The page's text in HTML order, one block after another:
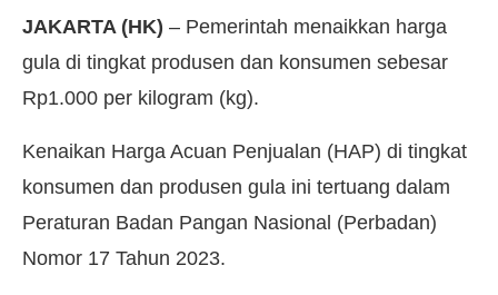
JAKARTA (HK) – Pemerintah menaikkan harga
gula di tingkat produsen dan konsumen sebesar
Rp1.000 per kilogram (kg).
Kenaikan Harga Acuan Penjualan (HAP) di tingkat
konsumen dan produsen gula ini tertuang dalam
Peraturan Badan Pangan Nasional (Perbadan)
Nomor 17 Tahun 2023.